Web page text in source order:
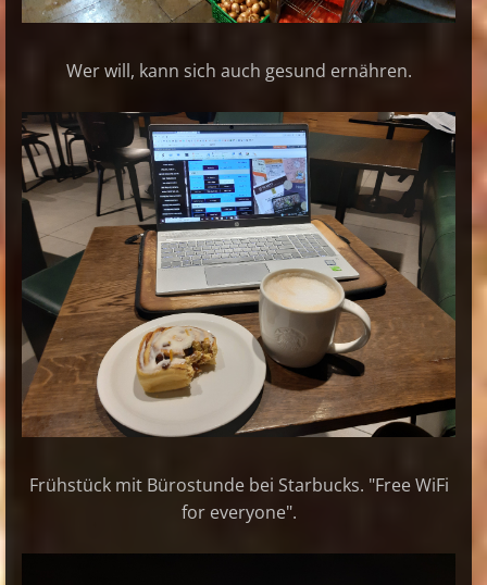
Wer will, kann sich auch gesund ernähren.
Frühstück mit Bürostunde bei Starbucks. "Free WiFi
for everyone".